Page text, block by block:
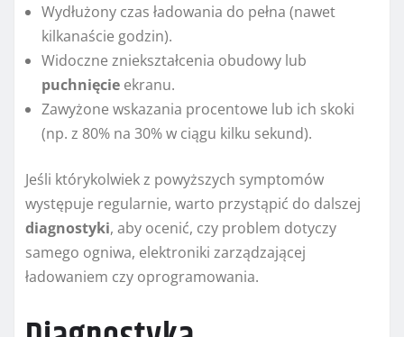
Wydłużony czas ładowania do pełna (nawet
kilkanaście godzin).
Widoczne zniekształcenia obudowy lub
puchnięcie ekranu.
Zawyżone wskazania procentowe lub ich skoki
(np. z 80% na 30% w ciągu kilku sekund).
Jeśli którykolwiek z powyższych symptomów
występuje regularnie, warto przystąpić do dalszej
diagnostyki, aby ocenić, czy problem dotyczy
samego ogniwa, elektroniki zarządzającej
ładowaniem czy oprogramowania.